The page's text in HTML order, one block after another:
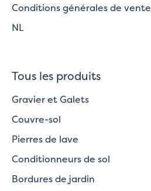
Conditions générales de vente
NL
Tous les produits
Gravier et Galets
Couvre-sol
Pierres de lave
Conditionneurs de sol
Bordures de jardin